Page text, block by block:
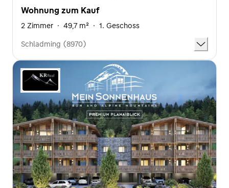
Wohnung zum Kauf
2 Zimmer · 49,7 m² · 1. Geschoss
Schladming (8970)